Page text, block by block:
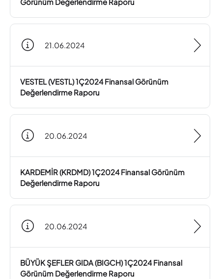
21.06.2024
VESTEL (VESTL) 1Ç2024 Finansal Görünüm
Değerlendirme Raporu
20.06.2024
KARDEMİR (KRDMD) 1Ç2024 Finansal Görünüm
Değerlendirme Raporu
20.06.2024
BÜYÜK ŞEFLER GIDA (BIGCH) 1Ç2024 Finansal
Görünüm Değerlendirme Raporu